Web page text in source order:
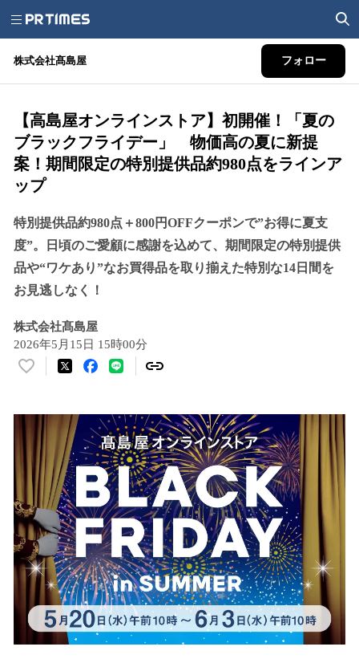
株式会社髙島屋 フォロー
【高島屋オンラインストア】初開催！「夏の
ブラックフライデー」 物価高の夏に新提
案！期間限定の特別提供品約980点をラインア
ップ
特別提供品約980点＋800円OFFクーポンで”お得に夏支
度”。日頃のご愛顧に感謝を込めて、期間限定の特別提供
品や“ワケあり”なお買得品を取り揃えた特別な14日間を
お見逃しなく！
株式会社髙島屋
2026年5月15日 15時00分
い
！
数
読
み
込
み
中
で
す